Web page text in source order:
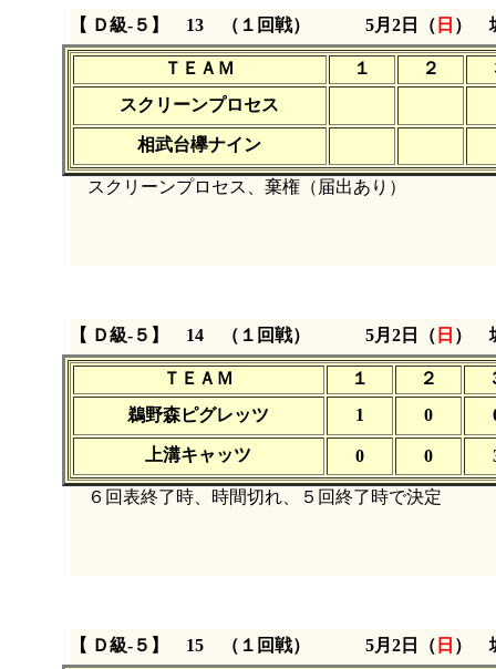
【 Ｄ級‐５】 13 （１回戦） 5月2日（ 日 ）
ＴＥＡＭ １ ２
スクリーンプロセス
相武台欅ナイン
スクリーンプロセス、棄権（届出あり）
【 Ｄ級‐５】 14 （１回戦） 5月2日（ 日 ）
ＴＥＡＭ １ ２
鵜野森ピグレッツ
1 0
上溝キャッツ 0 0
６回表終了時、時間切れ、５回終了時で決定
【 Ｄ級‐５】 15 （１回戦） 5月2日（ 日 ）